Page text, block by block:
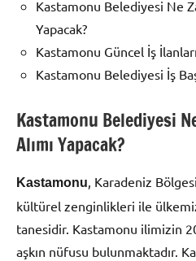
Kastamonu Belediyesi Ne
Yapacak?
Kastamonu Güncel İş
Kastamonu Belediyesi İş
Kastamonu Belediyesi
Alımı Yapacak?
Kastamonu, Karadeniz
kültürel zenginlikleri ile
tanesidir. Kastamonu ilimizin
aşkın nüfusu bulunmaktadır.